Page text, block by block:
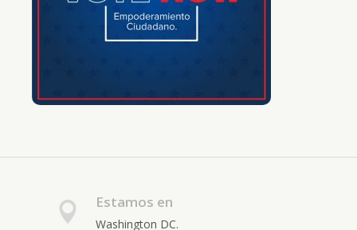
Estamos en
Washington DC.